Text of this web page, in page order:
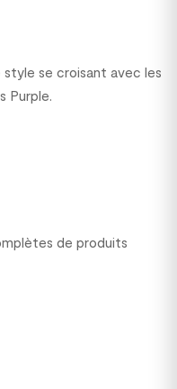
se croisant avec les
Purple.
de produits